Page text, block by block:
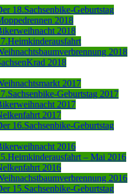
18.Sachsenbike-Geburtstag
2018
2018
2018
2018
2017
Geburtstag 2017
2017
2017
16.Sachsenbike-Geburtstag
2016
– Mai 2016
2016
2016
15.Sachsenbike-Geburtstag